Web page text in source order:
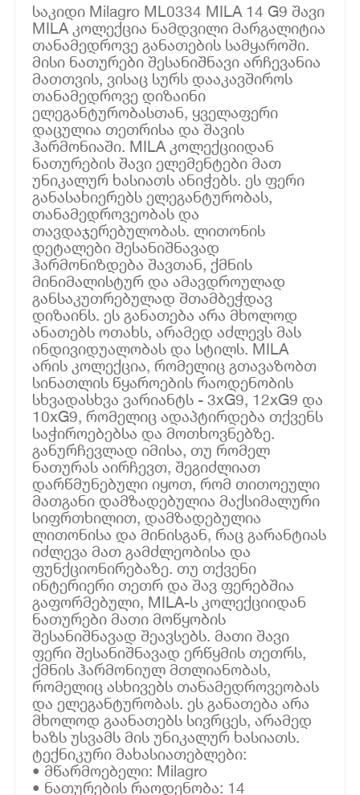
საკიდი Milagro ML0334 MILA 14 G9 შავი
MILA კოლექცია ნამდვილი მარგალიტია
თანამედროვე განათების სამყაროში.
მისი ნათურები შესანიშნავი არჩევანია
მათთვის, ვისაც სურს დააკავშიროს
თანამედროვე დიზაინი
ელეგანტურობასთან, ყველაფერი
დაცულია თეთრისა და შავის
ჰარმონიაში. MILA კოლექციიდან
ნათურების შავი ელემენტები მათ
უნიკალურ ხასიათს ანიჭებს. ეს ფერი
განასახიერებს ელეგანტურობას,
თანამედროვეობას და
თავდაჯერებულობას. ლითონის
დეტალები შესანიშნავად
ჰარმონიზდება შავთან, ქმნის
მინიმალისტურ და ამავდროულად
განსაკუთრებულად შთამბეჭდავ
დიზაინს. ეს განათება არა მხოლოდ
ანათებს ოთახს, არამედ აძლევს მას
ინდივიდუალობას და სტილს. MILA
არის კოლექცია, რომელიც გთავაზობთ
სინათლის წყაროების რაოდენობის
სხვადასხვა ვარიანტს - 3xG9, 12xG9 და
10xG9, რომელიც ადაპტირდება თქვენს
საჭიროებებსა და მოთხოვნებზე.
განურჩევლად იმისა, თუ რომელ
ნათურას აირჩევთ, შეგიძლიათ
დარწმუნებული იყოთ, რომ თითოეული
მათგანი დამზადებულია მაქსიმალური
სიფრთხილით, დამზადებულია
ლითონისა და მინისგან, რაც გარანტიას
იძლევა მათ გამძლეობისა და
ფუნქციონირებაზე. თუ თქვენი
ინტერიერი თეთრ და შავ ფერებშია
გაფორმებული, MILA-ს კოლექციიდან
ნათურები მათი მოწყობის
შესანიშნავად შეავსებს. მათი შავი
ფერი შესანიშნავად ერწყმის თეთრს,
ქმნის ჰარმონიულ მთლიანობას,
რომელიც ასხივებს თანამედროვეობას
და ელეგანტურობას. ეს განათება არა
მხოლოდ გაანათებს სივრცეს, არამედ
ხაზს უსვამს მის უნიკალურ ხასიათს.
ტექნიკური მახასიათებლები:
• მწარმოებელი: Milagro
• ნათურების რაოდენობა: 14